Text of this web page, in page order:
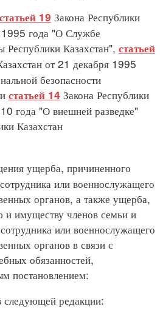
статьей 19 Закона Республики
1995 года "О Службе
Республики Казахстан", статьей
от 21 декабря 1995
безопасности
статьей 14 Закона Республики
года "О внешней разведке"
Казахстан
ущерба, причиненного
или военнослужащего
органов, а также ущерба,
и имуществу членов семьи и
или военнослужащего
органов в связи с
обязанностей,
постановлением:
следующей редакции: